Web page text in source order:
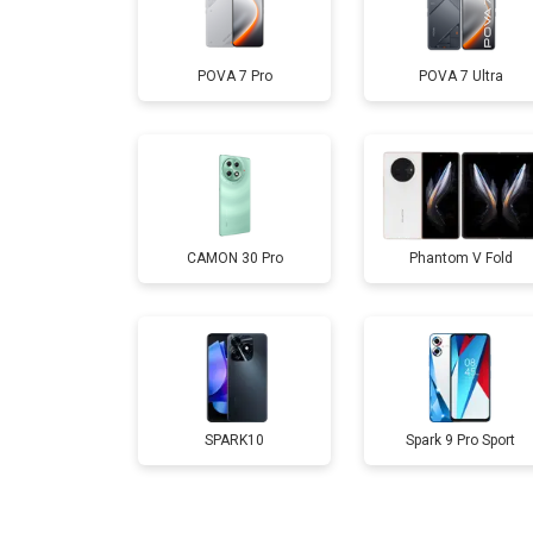
Замена дисплея (экрана)
Замена аккумулятора
Замена кнопки включения
Ремонт цепи питания
Ремонт динамика
POVA 7 Pro POVA 7 Ultra
CAMON 30 Pro Phantom V Fold
SPARK10 Spark 9 Pro Sport